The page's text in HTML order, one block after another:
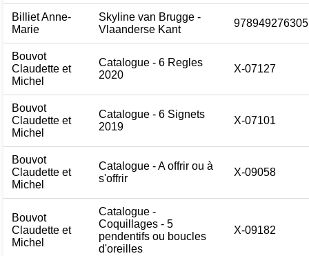
Billiet Anne-
Marie
Skyline van Brugge -
Vlaanderse Kant
Bouvot
Claudette et
Michel
Catalogue - 6 Regles
2020
X-07127
Bouvot
Claudette et
Michel
Catalogue - 6 Signets
2019
X-07101
Bouvot
Claudette et
Michel
Catalogue - A offrir ou à
s'offrir
X-09058
Bouvot
Claudette et
Michel
Catalogue -
Coquillages - 5
pendentifs ou boucles
d'oreilles
X-09182